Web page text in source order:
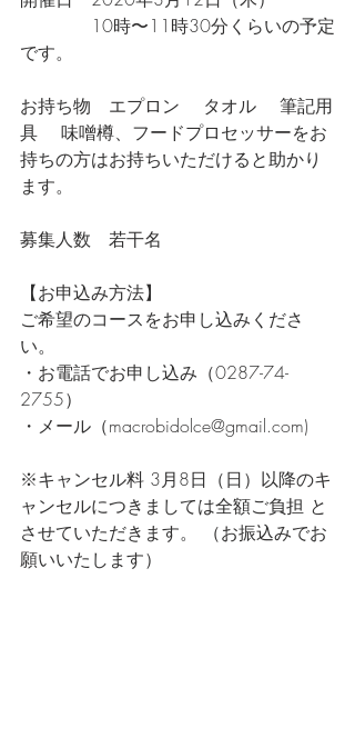
10時〜11時30分くらいの予定
です。
お持ち物　エプロン 　タオル 　筆記用
具 　味噌樽、フードプロセッサーをお
持ちの方はお持ちいただけると助かり
ます。
募集人数　若干名
【お申込み方法】
ご希望のコースをお申し込みくださ
い。
・お電話でお申し込み（0287-74-
2755）
・メール（macrobidolce@gmail.com)
※キャンセル料 3月8日（日）以降のキ
ャンセルにつきましては全額ご負担 と
させていただきます。 （お振込みでお
願いいたします）